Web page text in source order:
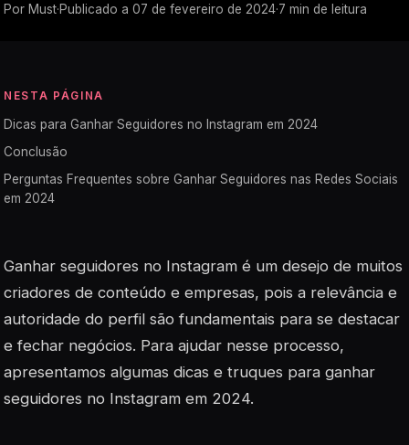
Por Must·Publicado a 07 de fevereiro de 2024·7 min de leitura
NESTA PÁGINA
Dicas para Ganhar Seguidores no Instagram em 2024
Conclusão
Perguntas Frequentes sobre Ganhar Seguidores nas Redes Sociais
em 2024
Ganhar seguidores no Instagram é um desejo de muitos
criadores de conteúdo e empresas, pois a relevância e
autoridade do perfil são fundamentais para se destacar
e fechar negócios. Para ajudar nesse processo,
apresentamos algumas dicas e truques para ganhar
seguidores no Instagram em 2024.